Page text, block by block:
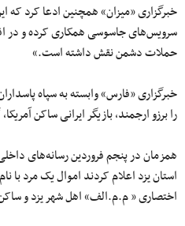
خبرگزاری «میزان» همچنین ادعا کرد که
سرویس‌های جاسوسی همکاری کرده و در
حملات دشمن نقش داشته است.»
خبرگزاری «فارس» وابسته به سپاه
را برزو ارجمند، بازیگر ایرانی ساکن
همزمان در پنجم فروردین رسانه‌های
استان یزد اعلام کردند اموال یک مرد
اختصاری « م.م.الف» اهل شهر یزد و